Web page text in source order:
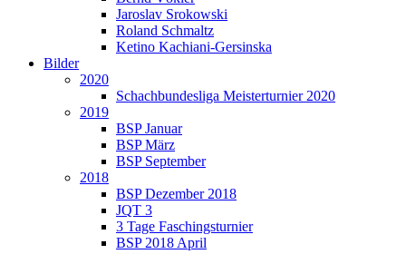
Jaroslav Srokowski
Roland Schmaltz
Ketino Kachiani-Gersinska
Bilder
2020
Schachbundesliga Meisterturnier 2020
2019
BSP Januar
BSP März
BSP September
2018
BSP Dezember 2018
JQT 3
3 Tage Faschingsturnier
BSP 2018 April